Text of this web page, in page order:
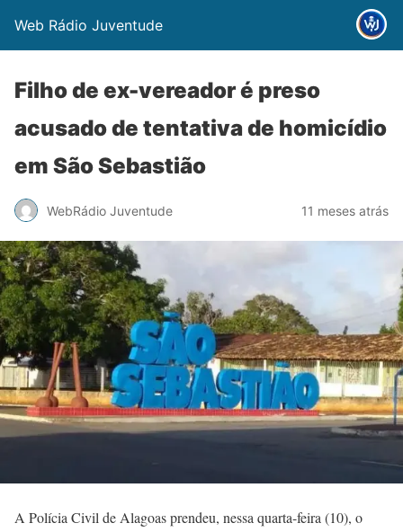
Web Rádio Juventude
Filho de ex-vereador é preso
acusado de tentativa de homicídio
em São Sebastião
WebRádio Juventude 11 meses atrás
A Polícia Civil de Alagoas prendeu, nessa quarta-feira (10), o